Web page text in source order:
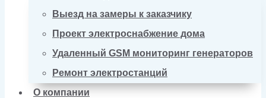
Выезд на замеры к заказчику
Проект электроснабжение дома
Удаленный GSM мониторинг генераторов
Ремонт электростанций
О компании